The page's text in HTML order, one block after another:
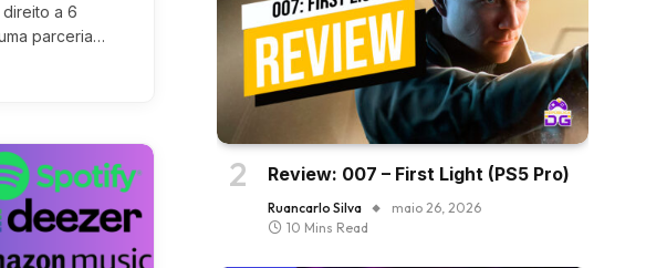
direito a 6
parceria…
Review: 007 – First Light (PS5 Pro)
Ruancarlo Silva
maio 26, 2026
10 Mins Read